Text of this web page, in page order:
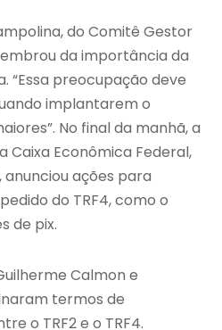
do Comitê Gestor
da importância da
“Essa preocupação deve
implantarem o
No final da manhã, a
Caixa Econômica Federal,
anunciou ações para
do TRF4, como o
de pix.
Calmon e
termos de
o TRF2 e o TRF4.